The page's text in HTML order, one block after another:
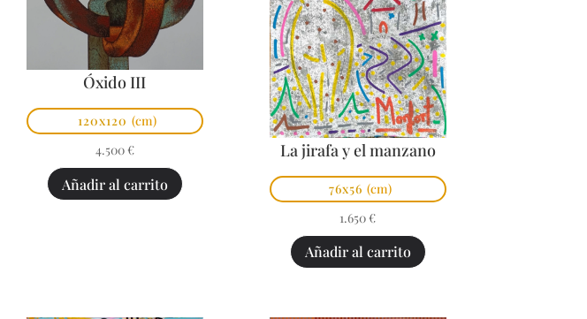
Óxido III
120x120 (cm)
4.500 €
Añadir al carrito
La jirafa y el manzano
76x56 (cm)
1.650 €
Añadir al carrito